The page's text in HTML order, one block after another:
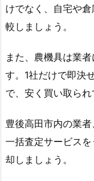
けでなく、自宅や
較しましょう。
また、農機具は業
す。1社だけで即決
で、安く買い取られ
豊後高田市内の業者
一括査定サービス
却しましょう。